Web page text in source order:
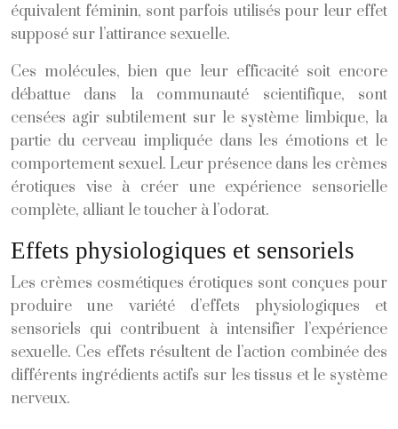
équivalent féminin, sont parfois utilisés pour leur effet
supposé sur l’attirance sexuelle.
Ces molécules, bien que leur efficacité soit encore
débattue dans la communauté scientifique, sont
censées agir subtilement sur le système limbique, la
partie du cerveau impliquée dans les émotions et le
comportement sexuel. Leur présence dans les crèmes
érotiques vise à créer une expérience sensorielle
complète, alliant le toucher à l’odorat.
Effets physiologiques et sensoriels
Les crèmes cosmétiques érotiques sont conçues pour
produire une variété d’effets physiologiques et
sensoriels qui contribuent à intensifier l’expérience
sexuelle. Ces effets résultent de l’action combinée des
différents ingrédients actifs sur les tissus et le système
nerveux.